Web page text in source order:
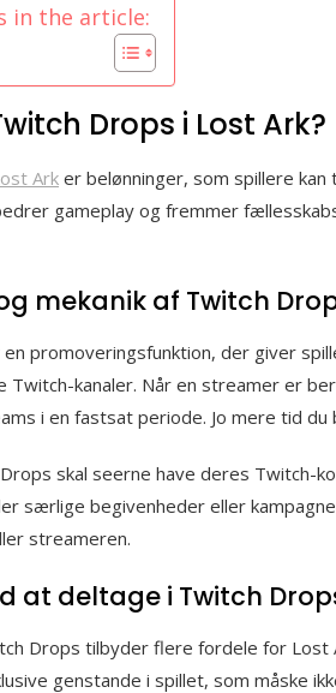
in the article:
Drops i Lost Ark?
Arker belønninger, som spillere
gameplay og fremmer
mekanik af Twitch
promoveringsfunktion, der giver
Twitch-kanaler. Når en streamer er
i en fastsat periode. Jo mere tid
skal seerne have deres Twitch-
særlige begivenheder eller
streameren.
at deltage i Twitch
Drops tilbyder flere fordele for
genstande i spillet, som måske